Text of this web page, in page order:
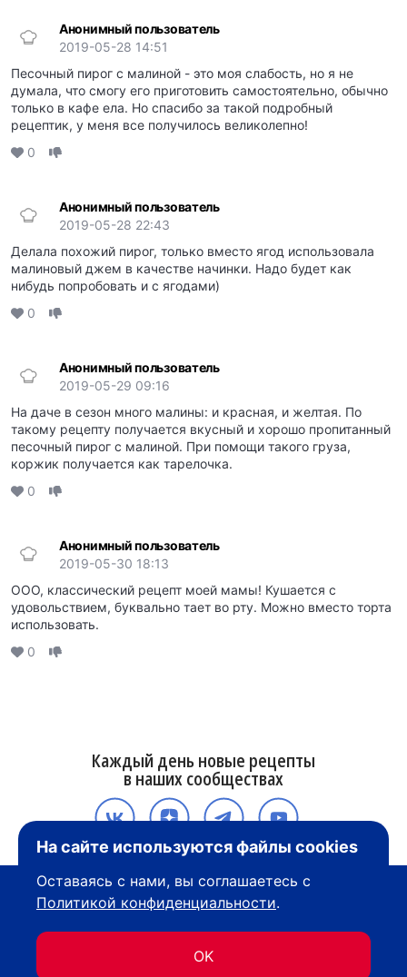
Анонимный пользователь
2019-05-28 14:51
Песочный пирог с малиной - это моя слабость, но я не
думала, что смогу его приготовить самостоятельно, обычно
только в кафе ела. Но спасибо за такой подробный
рецептик, у меня все получилось великолепно!
0
Анонимный пользователь
2019-05-28 22:43
Делала похожий пирог, только вместо ягод использовала
малиновый джем в качестве начинки. Надо будет как
нибудь попробовать и с ягодами)
0
Анонимный пользователь
2019-05-29 09:16
На даче в сезон много малины: и красная, и желтая. По
такому рецепту получается вкусный и хорошо пропитанный
песочный пирог с малиной. При помощи такого груза,
коржик получается как тарелочка.
0
Анонимный пользователь
2019-05-30 18:13
ООО, классический рецепт моей мамы! Кушается с
удовольствием, буквально тает во рту. Можно вместо торта
использовать.
0
Каждый день новые рецепты
в наших сообществах
Политика конфиденциальности
На сайте используются файлы cookies
Оставаясь с нами, вы соглашаетесь с
Политикой конфиденциальности.
OK